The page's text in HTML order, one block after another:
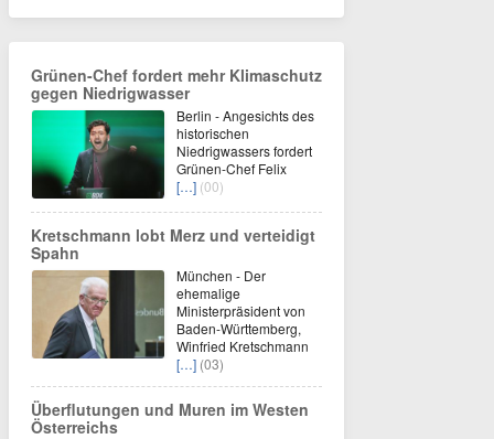
Grünen-Chef fordert mehr Klimaschutz
gegen Niedrigwasser
Berlin - Angesichts des
historischen
Niedrigwassers fordert
Grünen-Chef Felix
[…] (00)
Kretschmann lobt Merz und verteidigt
Spahn
München - Der
ehemalige
Ministerpräsident von
Baden-Württemberg,
Winfried Kretschmann
[…] (03)
Überflutungen und Muren im Westen
Österreichs